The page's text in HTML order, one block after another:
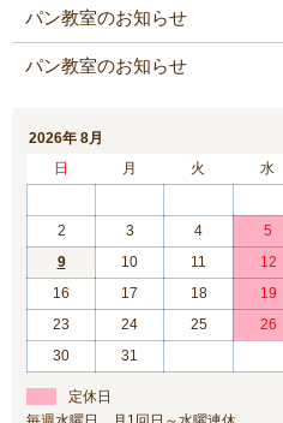
パン教室のお知らせ
パン教室のお知らせ
2026年 8月
日
月 火 水
2
3 4 5
9
10 11 12
16
17 18 19
23
24 25 26
30
31
定休日